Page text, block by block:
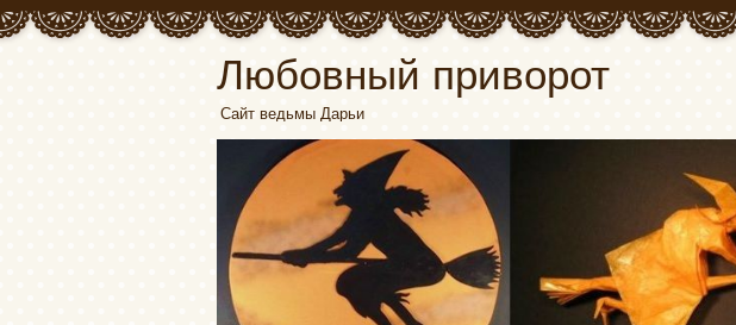
Любовный приворот
Сайт ведьмы Дарьи